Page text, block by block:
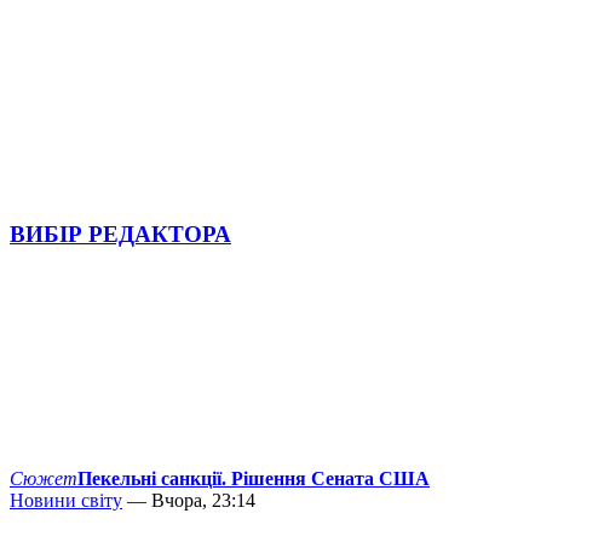
ВИБІР РЕДАКТОРА
СюжетПекельні санкції. Рішення Сената США
Новини світу — Вчора, 23:14